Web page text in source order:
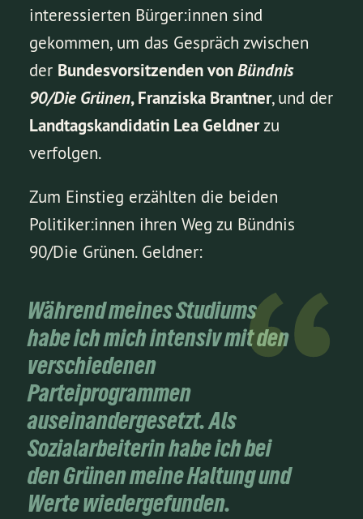
interessierten Bürger:innen sind
gekommen, um das Gespräch zwischen
der Bundesvorsitzenden vonBündnis
90/Die Grünen, Franziska Brantner, und der
Landtagskandidatin Lea Geldnerzu
verfolgen.
Zum Einstieg erzählten die beiden
Politiker:innen ihren Weg zu Bündnis
90/Die Grünen. Geldner:
Während meines Studiums
habe ich mich intensiv mit den
verschiedenen
Parteiprogrammen
auseinandergesetzt. Als
Sozialarbeiterin habe ich bei
den Grünen meine Haltung und
Werte wiedergefunden.